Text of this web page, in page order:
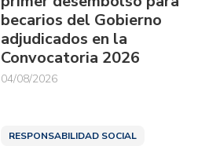
becarios del Gobierno
adjudicados en la
Convocatoria 2026
04/08/2026
RESPONSABILIDAD SOCIAL